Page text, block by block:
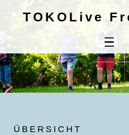
Home
Buchung
Kontaktdaten
TOKOLive
ÜBERSICHT